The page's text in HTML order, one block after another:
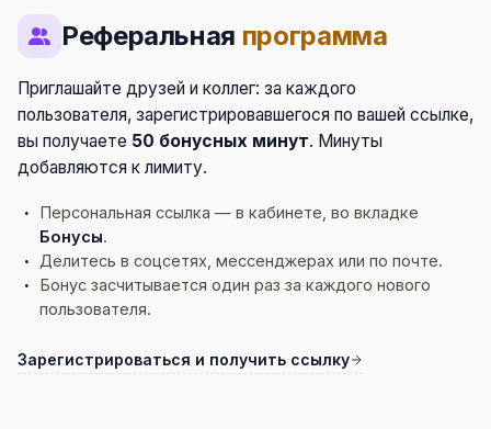
Реферальная программа
Приглашайте друзей и коллег: за каждого
пользователя, зарегистрировавшегося по вашей ссылке,
вы получаете 50 бонусных минут. Минуты
добавляются к лимиту.
Персональная ссылка — в кабинете, во вкладке
Бонусы.
Делитесь в соцсетях, мессенджерах или по почте.
Бонус засчитывается один раз за каждого нового
пользователя.
Зарегистрироваться и получить ссылку